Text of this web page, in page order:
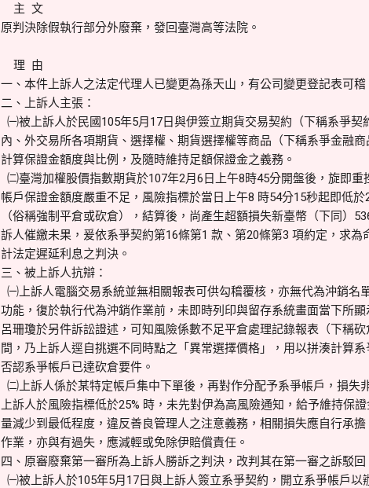
主 文
原判決除假執行部分外廢棄，發回臺灣高等法院。
理 由
一、本件上訴人之法定代理人已變更為孫天山，有公司變更登記表可
二、上訴人主張：
㈠被上訴人於民國105年5月17日與伊簽立期貨交易契約（下稱系爭
內、外交易所各項期貨、選擇權、期貨選擇權等商品（下稱系爭金融
計算保證金額度與比例，及隨時維持足額保證金之義務。
㈡臺灣加權股價指數期貨於107年2月6日上午8時45分開盤後，旋即
帳戶保證金額度嚴重不足，風險指標於當日上午8 時54分15秒起即低
（俗稱強制平倉或砍倉），結算後，尚產生超額損失新臺幣（下同）
訴人催繳未果，爰依系爭契約第16條第1 款、第20條第3 項約定，求
計法定遲延利息之判決。
三、被上訴人抗辯：
㈠上訴人電腦交易系統並無相關報表可供勾稽覆核，亦無代為沖銷名
功能，復於執行代為沖銷作業前，未即時列印與留存系統畫面當下所
呂珊瓊於另件訴訟證述，可知風險係數不足平倉處理記錄報表（下稱
間，乃上訴人逕自挑選不同時點之「異常選擇價格」，用以拼湊計算
否認系爭帳戶已達砍倉要件。
㈡上訴人係於某特定帳戶集中下單後，再對作分配予系爭帳戶，損失
上訴人於風險指標低於25% 時，未先對伊為高風險通知，給予維持保
量減少到最低程度，違反善良管理人之注意義務，相關損失應自行承
作業，亦與有過失，應減輕或免除伊賠償責任。
四、原審廢棄第一審所為上訴人勝訴之判決，改判其在第一審之訴駁回
㈠被上訴人於105年5月17日與上訴人簽立系爭契約，開立系爭帳戶